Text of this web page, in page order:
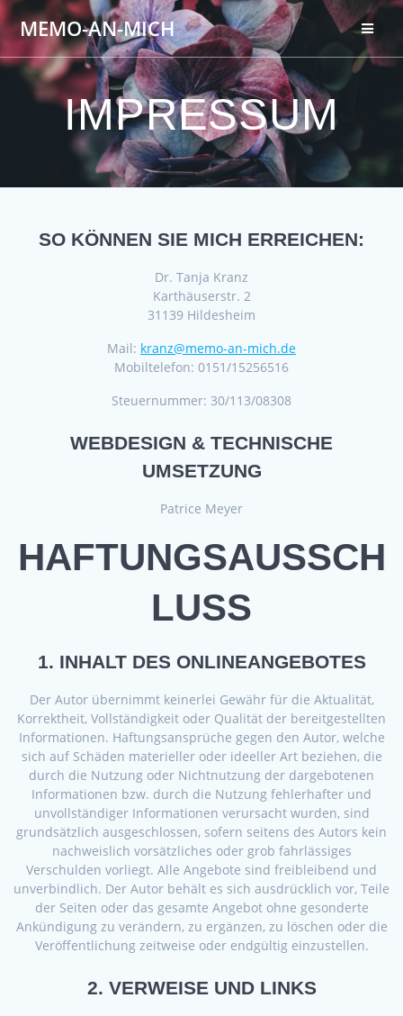
Zum
Inhalt
springen
MEMO-AN-MICH
IMPRESSUM
SO KÖNNEN SIE MICH ERREICHEN:
Dr. Tanja Kranz
Karthäuserstr. 2
31139 Hildesheim
Mail: kranz@memo-an-mich.de
Mobiltelefon: 0151/15256516
Steuernummer: 30/113/08308
WEBDESIGN & TECHNISCHE
UMSETZUNG
Patrice Meyer
HAFTUNGSAUSSCH
LUSS
1. INHALT DES ONLINEANGEBOTES
Der Autor übernimmt keinerlei Gewähr für die Aktualität,
Korrektheit, Vollständigkeit oder Qualität der bereitgestellten
Informationen. Haftungsansprüche gegen den Autor, welche
sich auf Schäden materieller oder ideeller Art beziehen, die
durch die Nutzung oder Nichtnutzung der dargebotenen
Informationen bzw. durch die Nutzung fehlerhafter und
unvollständiger Informationen verursacht wurden, sind
grundsätzlich ausgeschlossen, sofern seitens des Autors kein
nachweislich vorsätzliches oder grob fahrlässiges
Verschulden vorliegt. Alle Angebote sind freibleibend und
unverbindlich. Der Autor behält es sich ausdrücklich vor, Teile
der Seiten oder das gesamte Angebot ohne gesonderte
Ankündigung zu verändern, zu ergänzen, zu löschen oder die
Veröffentlichung zeitweise oder endgültig einzustellen.
2. VERWEISE UND LINKS